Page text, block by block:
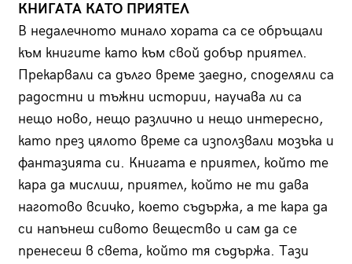
КНИГАТА КАТО ПРИЯТЕЛ
В недалечното минало хората са се обръщали
към книгите като към свой добър приятел.
Прекарвали са дълго време заедно, споделяли са
радостни и тъжни истории, научава ли са
нещо ново, нещо различно и нещо интересно,
като през цялото време са използвали мозъка и
фантазията си. Книгата е приятел, който те
кара да мислиш, приятел, който не ти дава
наготово всичко, което съдържа, а те кара да
си напънеш сивото вещество и сам да се
пренесеш в света, който тя съдържа. Тази